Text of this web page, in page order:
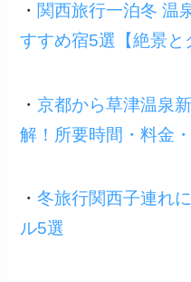
・ 関西旅行一泊冬 温
すすめ宿5選【絶景と
・京都から草津温泉
解！所要時間・料金
・冬旅行関西子連れ
ル5選